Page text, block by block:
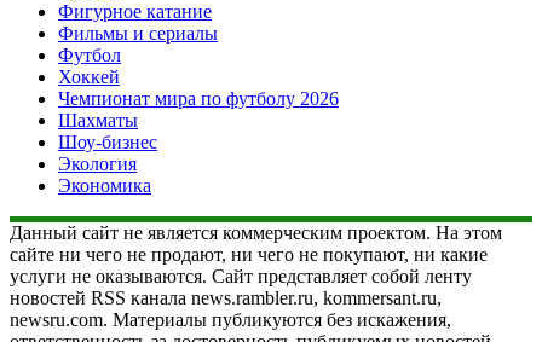
Фигурное катание
Фильмы и сериалы
Футбол
Хоккей
Чемпионат мира по футболу 2026
Шахматы
Шоу-бизнес
Экология
Экономика
Данный сайт не является коммерческим проектом. На этом
сайте ни чего не продают, ни чего не покупают, ни какие
услуги не оказываются. Сайт представляет собой ленту
новостей RSS канала news.rambler.ru, kommersant.ru,
newsru.com. Материалы публикуются без искажения,